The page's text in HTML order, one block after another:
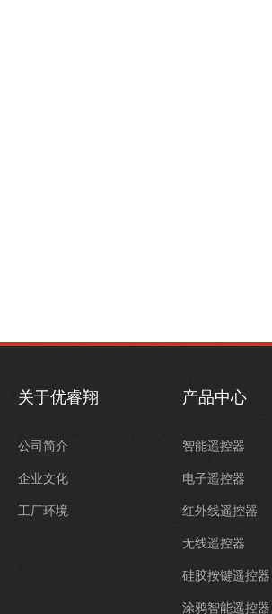
关于优睿翔
公司简介
企业文化
工厂环境
产品中心
智能遥控器
电子遥控器
红外线遥控器
无线遥控器
硅胶按键遥控器
涂鸦智能遥控器